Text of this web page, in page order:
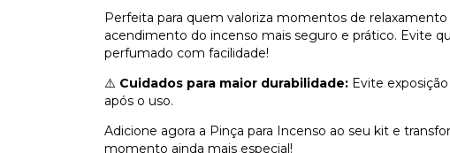
Perfeita para quem valoriza momentos de
acendimento do incenso mais seguro e prático. Evite
perfumado com facilidade!
⚠️ Cuidados para maior durabilidade: Evite
após o uso.
Adicione agora a Pinça para Incenso ao seu kit e
momento ainda mais especial!